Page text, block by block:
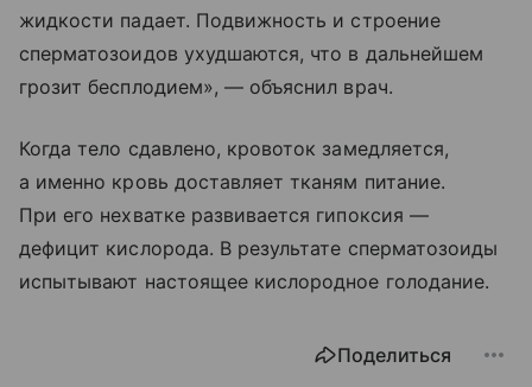
жидкости падает. Подвижность и строение
сперматозоидов ухудшаются, что в дальнейшем
грозит бесплодием», — объяснил врач.
Когда тело сдавлено, кровоток замедляется,
а именно кровь доставляет тканям питание.
При его нехватке развивается гипоксия —
дефицит кислорода. В результате сперматозоиды
испытывают настоящее кислородное голодание.
Поделиться